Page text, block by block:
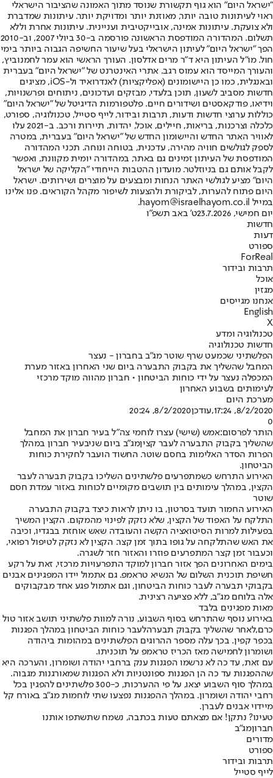
"ישראל היום" הוא גוף תקשורת שנוסד מתוך האמונה שהציבור הישראלי
ראוי לעיתונות טובה יותר, מאוזנת יותר ומדויקת יותר. עיתונות שמדברת
ולא צועקת. עיתונות אמינה, אובייקטיבית ועניינית. עיתונות אחרת וללא
תשלום. המהדורה המודפסת הראשונה פורסמה ב-30 ביולי 2007, וב-2010
הפך "ישראל היום" לעיתון הישראלי בעל שיעור החשיפה הגבוה ביותר בימי
חול. מו"ל העיתון היא ד"ר מרים אדלסון. העורך הראשי הוא עמר לחמנוביץ,
והעורך המייסד הוא עמוס רגב. אתרי האינטרנט של "ישראל היום" בעברית
ובאנגלית, כמו כן היישומונים (אפליקציות) לאנדרואיד ול-iOS, מציגים
חדשות מסביב לשעון, תוכן בלעדי, מבזקים ועדכונים, ניתוחים ופרשנויות,
וידיאו, פודקאסטים ושידורים חיים. פלטפורמות הדיגיטל של "ישראל היום"
כוללות ערוצי חדשות ודעות, תרבות ובידור, לייף סטייל, טכנולוגיה, ספורט,
כלכלה וצרכנות, בריאות, חיילים, אוכל, יהדות, תיירות ורכב. ב-2021 עלו
לאוויר האתר החדש והיישומון החדש של "ישראל היום" בעברית, במטרה
לספק לגולשים חוויה מהירה, עדכנית, בטוחה ונוחה. תכני המהדורה
המודפסת של העיתון זמינים גם באתר, במהדורה יומית מקוונת, ואפשר
לקבל אותם גם בניוזלטר. מועדון ההטבות הייחודי "הקליקה של ישראל
היום" מציע לגולשי האתר הנחות ומבצעים על מוצרים ושירותים. ישראל
היום פתוח להערות, לביקורת ולהצעות לשיפור מקהל הקוראים. פנו אלינו
במייל hayom@israelhayom.co.il.
יום חמישי, 23.7.2026
ט' באב תשפ"ו
חדשות
דעות
ספורט
ForReal
תרבות ובידור
אוכל
מגזין
אנחנו מגייסים
English
X
טכנולוגיה ומדע
חדשות טכנולוגיה
הפלשתיני שכמעט שרף שוטר מג"ב בחברון - נעצר
המחבל שהשליך את בקבוק התבערה ביום שני האחרון באזור מערת
המכפלה נעצר על ידי כוחות הביטחון • חברון מהווה מוקד מרכזי
לעימותים בשבוע האחרון
מערכת היום
8/2/2020, 17:24
,עודכן8/2/2020, 20:24
0
הותר לפרסום:אמש (שישי) עצרו לוחמי צה"ל בעיר חברון את המחבל
שהשליך בקבוק התבערה לעבר קציןמג"ב ביום שניבעיר חברון במהלך
הפרות הסדר האלימות בחסם שוטר. החשוד הועבר לחקירת כוחות
הביטחון.
האירוע התרחש כשמתפרעים פלשתינים השליכו בקבוק תבערה לעבר
הקצין, במהלך עימותים בין תושבים מקומיים לכוחות באזור עמדת חסם
שוטר
האירוע החמור תועד בסרטון, בו ניתן לראות כיצד בקבוק התבערה
התלקח על האפוד של הקצין, שלא נזקק לפינוי מהמקום. הקצין המשיך
בפעילות למרות הסיטואציה הקשה והעובדה שאש אוחזת בבגדיו, וכיבה
את האש שהתלקחה על גופו בתוך זמן קצר. הקצין לא נזקק לטיפול רפואי,
וכעבור זמן קצר המתפרעים פוזרו והאזור חזר לשגרה.
בימים האחרונים הפך אזור חברון למוקד התפרעויות מרכזי, זאת על רקע
חשיפת תוכנית השלום של הנשיא טראמפ. גם אתמול יידו המפגינים אבנים
בקבוקי תבערה לעבר כוחות הביטחון, וגם אתמול פגע אחד מבקבוקים
אלה בלוחם מג"ב, ללא פציעה רצינית.
מאות מפגינים בלבד
באירוע נוסף שהתרחש בסוף השבוע, נורה למוות פלשתיני תושב אזור טול
כרם,לאחר שהשליך בקבוק תבערהלעבר כוחות הביטחון במהלך הפגנות
בכפר קפין. בכך עלה מספר ההרוגים הפלשתינים במהומות ביהודה
ושומרון לחמישה מאז הכריז טראמפ על תוכניתו.
עם זאת, עד כה לא נרשמו הפגנות ענק ברחבי יהודה ושומרון, והערכה היא
שההפגנות עד כה הן הפגנות ספונטניות ולא הפגנות שמאורגנות מגבוה.
במהלך סוף השבוע יצאו, על פי ההערכות, כ-300 פלשתינים להפגין בכל
רחבי יהודה ושומרון. במהלך ההפגנות נפצעו שתי לוחמות מג"ב באורח קל
מיידוי אבנים לעברן.
טעינו? נתקן! אם מצאתם טעות בכתבה, נשמח שתשתפו אותנו
חברוןמג"ב
מדורים
ספורט
תרבות ובידור
לייף סטייל